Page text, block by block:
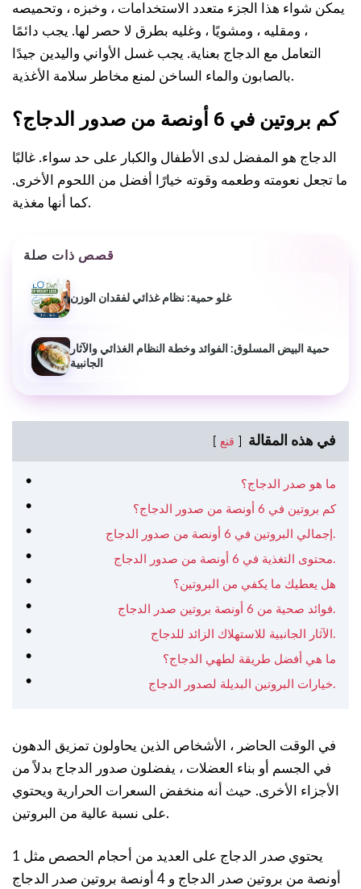
يمكن شواء هذا الجزء متعدد الاستخدامات ، وخبزه ، وتحميصه
، ومقليه ، ومشويًا ، وغليه بطرق لا حصر لها. يجب دائمًا
التعامل مع الدجاج بعناية. يجب غسل الأواني واليدين جيدًا
بالصابون والماء الساخن لمنع مخاطر سلامة الأغذية.
كم بروتين في 6 أونصة من صدور الدجاج؟
الدجاج هو المفضل لدى الأطفال والكبار على حد سواء. غالبًا
ما تجعل نعومته وطعمه وقوته خيارًا أفضل من اللحوم الأخرى.
كما أنها مغذية.
قصص ذات صلة
غلو حمية: نظام غذائي لفقدان الوزن
حمية البيض المسلوق: الفوائد وخطة النظام الغذائي والآثار
الجانبية
في هذه المقالة قنع
ما هو صدر الدجاج؟
كم بروتين في 6 أونصة من صدور الدجاج؟
إجمالي البروتين في 6 أونصة من صدور الدجاج.
محتوى التغذية في 6 أونصة من صدور الدجاج.
هل يعطيك ما يكفي من البروتين؟
فوائد صحية من 6 أونصة بروتين صدر الدجاج.
الآثار الجانبية للاستهلاك الزائد للدجاج.
ما هي أفضل طريقة لطهي الدجاج؟
خيارات البروتين البديلة لصدور الدجاج.
في الوقت الحاضر ، الأشخاص الذين يحاولون تمزيق الدهون
في الجسم أو بناء العضلات ، يفضلون صدور الدجاج بدلاً من
الأجزاء الأخرى. حيث أنه منخفض السعرات الحرارية ويحتوي
على نسبة عالية من البروتين.
يحتوي صدر الدجاج على العديد من أحجام الحصص مثل 1
أونصة من بروتين صدر الدجاج و 4 أونصة بروتين صدر الدجاج